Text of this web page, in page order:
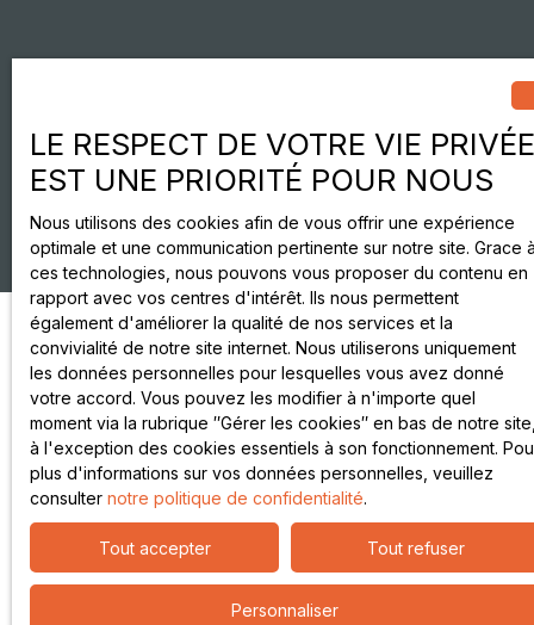
LE RESPECT DE VOTRE VIE PRIVÉE
EST UNE PRIORITÉ POUR NOUS
Nous utilisons des cookies afin de vous offrir une expérience
optimale et une communication pertinente sur notre site. Grace
ces technologies, nous pouvons vous proposer du contenu en
rapport avec vos centres d'intérêt. Ils nous permettent
également d'améliorer la qualité de nos services et la
convivialité de notre site internet. Nous utiliserons uniquement
les données personnelles pour lesquelles vous avez donné
votre accord. Vous pouvez les modifier à n'importe quel
moment via la rubrique ″Gérer les cookies″ en bas de notre
à l'exception des cookies essentiels à son fonctionnement.
plus d'informations sur vos données personnelles, veuillez
consulter notre politique de confidentialité.
Tout accepter Tout refuser
Personnaliser